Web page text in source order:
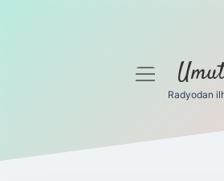
Gizlilik Politikası
menüyü
Radyodan